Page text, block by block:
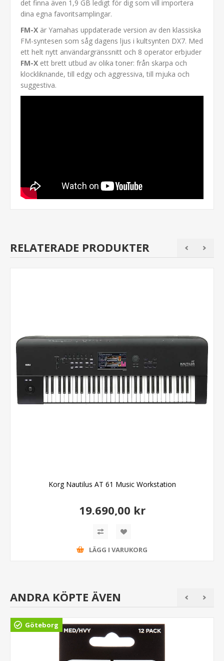
det finna även 1,9 GB ledigt för dig som vill importera
dina egna favoritsamplingar.
FM-X är Yamahas uppdaterade version av den klassiska
FM-syntesen som såg dagens ljus i kultsynten DX7. Med
ett helt nytt användargränssnitt och 8 operator erbjuder
FM-X ett brett utbud av olika toner: från skarpa och
klockliknande, till edgy och aggressiva, till mjuka och
suggestiva.
RELATERADE PRODUKTER
Korg Nautilus AT 61 Music Workstation
19.690,00 kr
LÄGG I VARUKORG
ANDRA KÖPTE ÄVEN
Göteborg